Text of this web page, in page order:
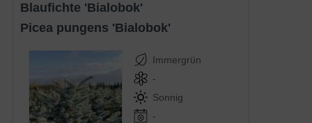
Blaufichte 'Bialobok'
Picea pungens 'Bialobok'
Immergrün
-
Sonnig
-